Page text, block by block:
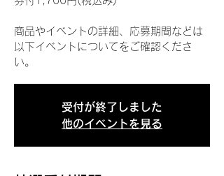
商品やイベントの詳細、応募期間などは
以下イベントについてをご確認くださ
い。
受付が終了しました
他のイベントを見る